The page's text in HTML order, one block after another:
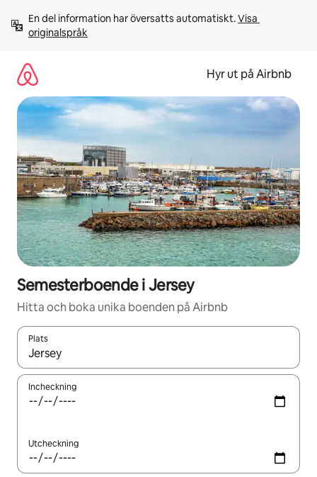
innehåll
En del information har översatts automatiskt. Visa
originalspråk
Hyr ut på Airbnb
Semesterboende i Jersey
Hitta och boka unika boenden på Airbnb
Plats
När resultaten är tillgängliga kan du navigera med upp- och
Incheckning
Utcheckning